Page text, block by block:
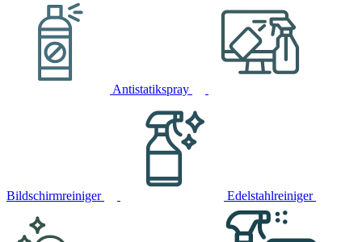
Antistatikspray
Bildschirmreiniger Edelstahlreiniger